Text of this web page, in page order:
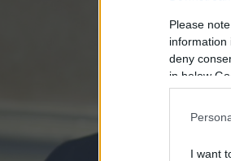
Please
information
deny
in below
I want